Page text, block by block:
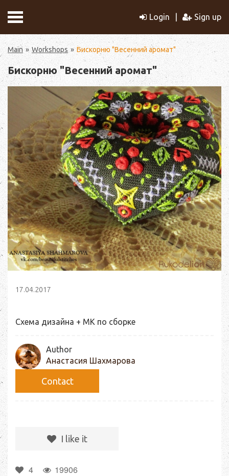
Login Sign up
Main Workshops Бискорню "Весенний аромат"
Бискорню "Весенний аромат"
17.04.2017
Схема дизайна + МК по сборке
Author
Анастасия Шахмарова
Сontact
I like it
4 19906